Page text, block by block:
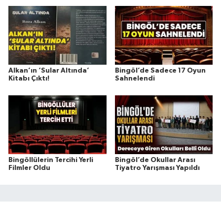
Alkan’ın ‘Sular Altında’
Kitabı Çıktı!
Bingöl’de Sadece 17 Oyun
Sahnelendi
Bingöllülerin Tercihi Yerli
Filmler Oldu
Bingöl’de Okullar Arası
Tiyatro Yarışması Yapıldı